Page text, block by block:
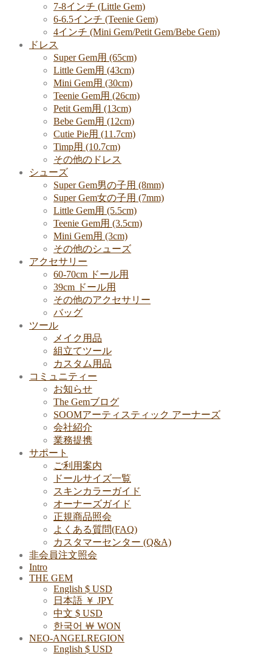
7-8インチ (Little Gem)
6-6.5インチ (Teenie Gem)
4インチ (Mini Gem/Petit Gem/Bebe Gem)
ドレス
Super Gem用 (65cm)
Little Gem用 (43cm)
Mini Gem用 (30cm)
Teenie Gem用 (26cm)
Petit Gem用 (13cm)
Bebe Gem用 (12cm)
Cutie Pie用 (11.7cm)
Timp用 (10.7cm)
その他のドレス
シューズ
Super Gem男の子用 (8mm)
Super Gem女の子用 (7mm)
Little Gem用 (5.5cm)
Teenie Gem用 (3.5cm)
Mini Gem用 (3cm)
その他のシューズ
アクセサリー
60-70cm ドール用
39cm ドール用
その他のアクセサリー
バッグ
ツール
メイク用品
組立てツール
カスタム用品
コミュニティー
お知らせ
The Gemブログ
SOOMアーティスティック アーナーズ
会社紹介
業務提携
サポート
ご利用案内
ドールサイズ一覧
スキンカラーガイド
オーナーズガイド
正規商品照会
よくある質問(FAQ)
カスタマーセンター (Q&A)
非会員注文照会
Intro
THE GEM
English $ USD
日本語 ￥ JPY
中文 $ USD
한국어 ￦ WON
NEO-ANGELREGION
English $ USD